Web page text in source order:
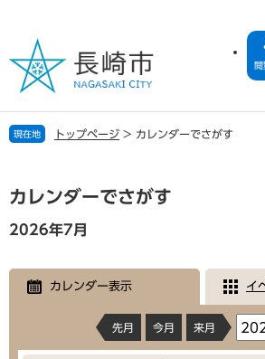
の
で
す
ー
ば
し
文
閲
現在地 トップページ > カレンダーでさがす
文
カレンダーでさがす
2026年7月
カレンダー表示 イ
先月 今月 来月